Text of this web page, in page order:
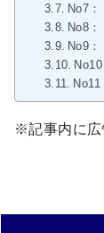
No7
No8
No9
※記事内に広